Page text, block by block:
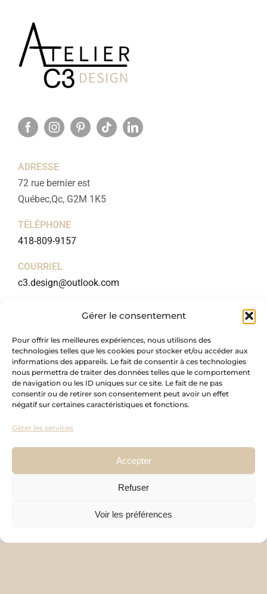
Gérer le consentement
Pour offrir les meilleures expériences, nous utilisons des
technologies telles que les cookies pour stocker et/ou accéder aux
informations des appareils. Le fait de consentir à ces technologies
nous permettra de traiter des données telles que le comportement
de navigation ou les ID uniques sur ce site. Le fait de ne pas
consentir ou de retirer son consentement peut avoir un effet
négatif sur certaines caractéristiques et fonctions.
Gérer les services
Accepter
Refuser
Voir les préférences
ADRESSE
72 rue bernier est
Québec,Qc, G2M 1K5
TÉLÉPHONE
418-809-9157
COURRIEL
c3.design@outlook.com
LIENS UTILES
Accueil
À propos
Blogue
Armoires sur mesure